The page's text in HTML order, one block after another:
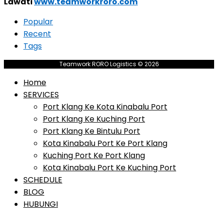
Popular
Recent
Tags
Teamwork RORO Logistics © 2026
Home
SERVICES
Port Klang Ke Kota Kinabalu Port
Port Klang Ke Kuching Port
Port Klang Ke Bintulu Port
Kota Kinabalu Port Ke Port Klang
Kuching Port Ke Port Klang
Kota Kinabalu Port Ke Kuching Port
SCHEDULE
BLOG
HUBUNGI